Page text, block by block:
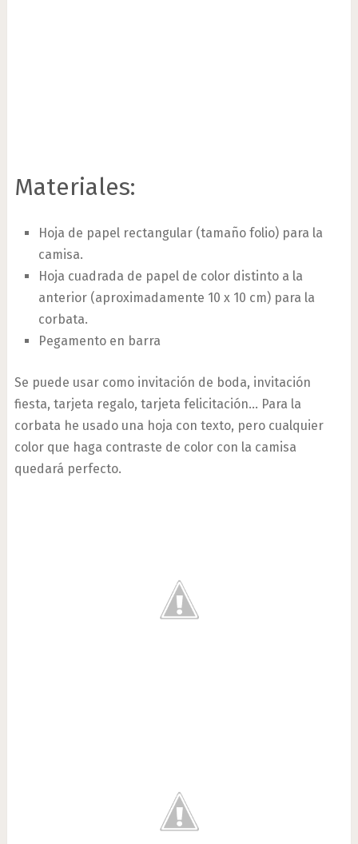
Materiales:
Hoja de papel rectangular (tamaño folio) para la
camisa.
Hoja cuadrada de papel de color distinto a la
anterior (aproximadamente 10 x 10 cm) para la
corbata.
Pegamento en barra
Se puede usar como invitación de boda, invitación
fiesta, tarjeta regalo, tarjeta felicitación… Para la
corbata he usado una hoja con texto, pero cualquier
color que haga contraste de color con la camisa
quedará perfecto.